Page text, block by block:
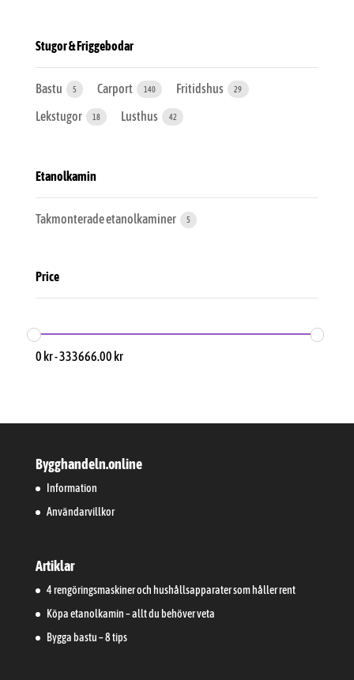
Stugor & Friggebodar
Bastu 5 Carport 140 Fritidshus 29
Lekstugor 18 Lusthus 42
Etanolkamin
Takmonterade etanolkaminer 5
Price
0 kr-333666.00 kr
Bygghandeln.online
Information
Användarvillkor
Artiklar
4 rengöringsmaskiner och hushållsapparater som håller rent
Köpa etanolkamin – allt du behöver veta
Bygga bastu – 8 tips